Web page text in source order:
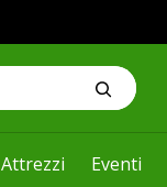
Attrezzi Eventi